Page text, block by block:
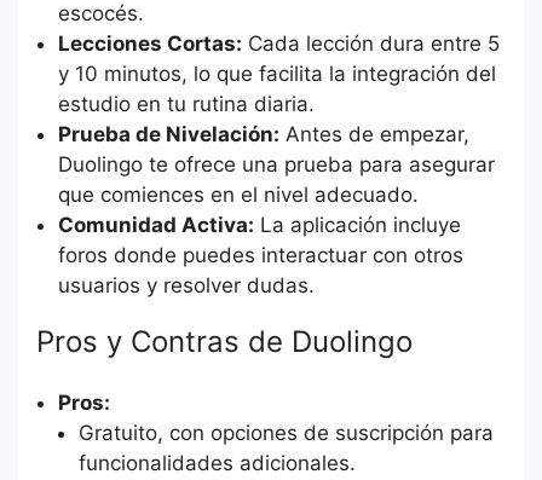
escocés.
Lecciones Cortas: Cada lección dura entre 5
y 10 minutos, lo que facilita la integración del
estudio en tu rutina diaria.
Prueba de Nivelación: Antes de empezar,
Duolingo te ofrece una prueba para asegurar
que comiences en el nivel adecuado.
Comunidad Activa: La aplicación incluye
foros donde puedes interactuar con otros
usuarios y resolver dudas.
Pros y Contras de Duolingo
Pros:
Gratuito, con opciones de suscripción para
funcionalidades adicionales.